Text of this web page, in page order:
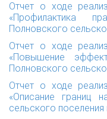
Отчет о ходе
«Профилактика
Полновского
Отчет о ходе
«Повышение
Полновского
Отчет о ходе
«Описание границ
сельского